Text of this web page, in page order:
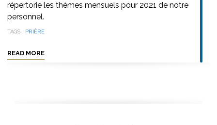
répertorie les thèmes mensuels pour 2021 de notre
personnel.
TAGS PRIÈRE
READ MORE